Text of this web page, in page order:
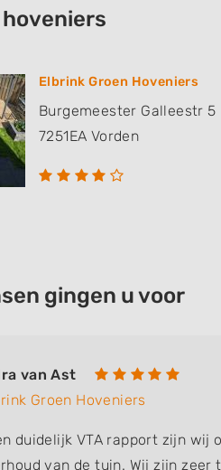
Elbrink Groen Hoveniers
Burgemeester Galleestr 5
7251EA Vorden
gingen u voor
van Ast
Groen Hoveniers
duidelijk VTA rapport zijn wij
van de tuin. Wij zijn zeer